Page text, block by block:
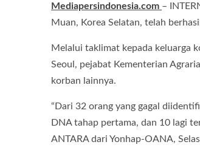
Mediapersindonesia.com –
Muan, Korea Selatan, telah
Melalui taklimat kepada keluarga
Seoul, pejabat Kementerian
korban lainnya.
“Dari 32 orang yang gagal
DNA tahap pertama, dan 10 lagi
ANTARA dari Yonhap-OANA,